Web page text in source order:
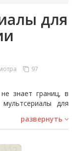
для
97
знает границ, в
для
От уютных залов
парка, анимация
палитру,
развернуть